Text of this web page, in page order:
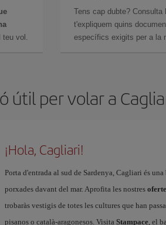
teu vol.
Tens cap dubte? Consulta
t'expliquem quins
específics exigits per a la
útil per volar a
¡Hola, Cagliari!
Porta d'entrada al sud de Sardenya, Cagliari és
porxades davant del mar. Aprofita les nostres
trobaràs vestigis de totes les cultures que han
pisanos o català-aragonesos. Visita Stampace, el